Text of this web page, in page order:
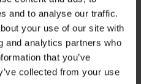
and to analyse our traffic.
your use of our site with
and analytics partners who
that you’ve
collected from your use
ha koll på ursprunget –
nå kunden på ett enkelt
ursprungsland i
det lättare för
informationen i POS-